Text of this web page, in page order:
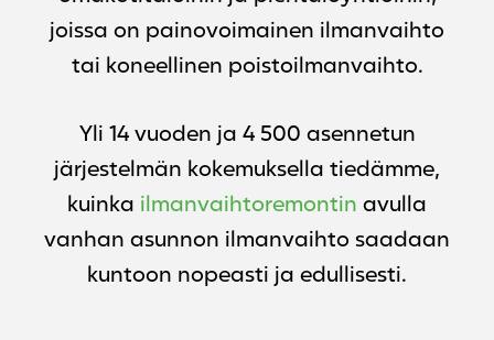
joissa on painovoimainen ilmanvaihto
tai koneellinen poistoilmanvaihto.
Yli 14 vuoden ja 4 500 asennetun
järjestelmän kokemuksella tiedämme,
kuinka ilmanvaihtoremontin avulla
vanhan asunnon ilmanvaihto saadaan
kuntoon nopeasti ja edullisesti.